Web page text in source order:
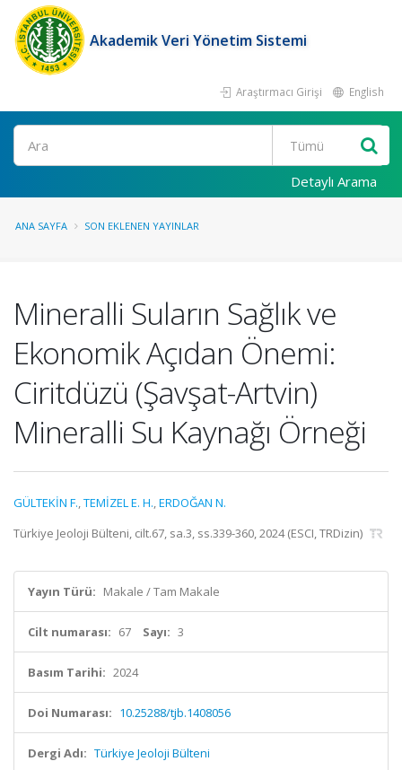
Akademik Veri Yönetim Sistemi
Araştırmacı Girişi English
Ara
Detaylı Arama
ANA SAYFA SON EKLENEN YAYINLAR
Mineralli Suların Sağlık ve
Ekonomik Açıdan Önemi:
Ciritdüzü (Şavşat-Artvin)
Mineralli Su Kaynağı Örneği
GÜLTEKİN F.,TEMİZEL E. H.,ERDOĞAN N.
Türkiye Jeoloji Bülteni, cilt.67, sa.3, ss.339-360, 2024 (ESCI, TRDizin)
Yayın Türü: Makale / Tam Makale
Cilt numarası: 67 Sayı: 3
Basım Tarihi: 2024
Doi Numarası: 10.25288/tjb.1408056
Dergi Adı: Türkiye Jeoloji Bülteni